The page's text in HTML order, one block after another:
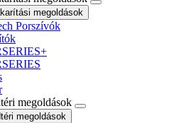
megoldások
Porszívók
megoldások
megoldások